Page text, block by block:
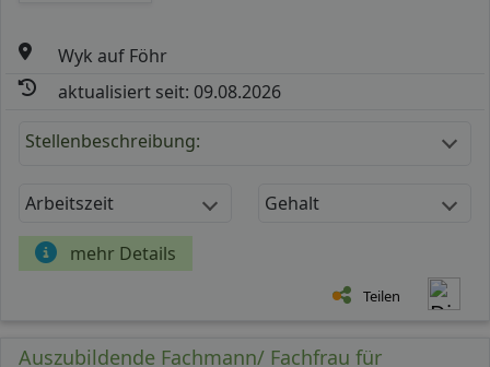
Wyk auf Föhr
aktualisiert seit: 09.08.2026
Stellenbeschreibung:
Arbeitszeit Gehalt
mehr Details
Teilen
Auszubildende Fachmann/ Fachfrau für